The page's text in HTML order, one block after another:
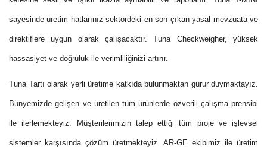
sayesinde üretim hatlarınız sektördeki en son çıkan yasal mevzuata ve
direktiflere uygun olarak çalışacaktır. Tuna Checkweigher, yüksek
hassasiyet ve doğruluk ile verimliliğinizi artırır.
Tuna Tartı olarak yerli üretime katkıda bulunmaktan gurur duymaktayız.
Bünyemizde gelişen ve üretilen tüm ürünlerde özverili çalışma prensibi
ile ilerlemekteyiz. Müşterilerimizin talep ettiği tüm proje ve işlevsel
sistemler karşısında çözüm üretmekteyiz. AR-GE ekibimiz ile üretim